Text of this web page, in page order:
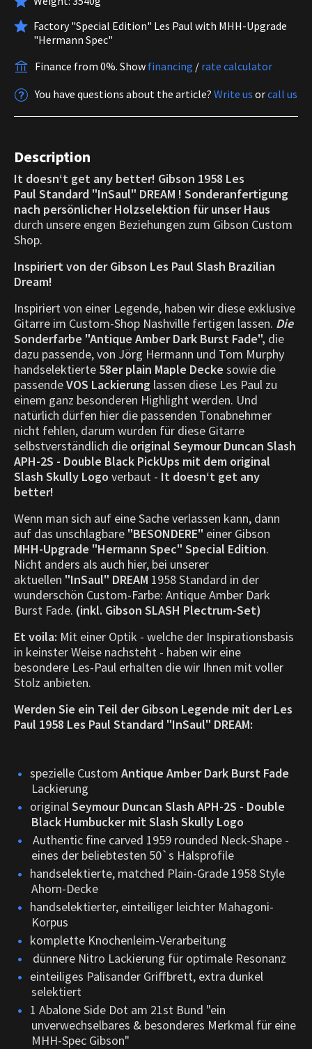
Factory "Special Edition" Les Paul with MHH-Upgrade
"Hermann Spec"
Finance from 0%. Show financing / rate calculator
You have questions about the article? Write us orcall us
Description
It doesn‘t get any better! Gibson 1958 Les
Paul Standard "InSaul" DREAM ! Sonderanfertigung
nach persönlicher Holzselektion für unser Haus
durch unsere engen Beziehungen zum Gibson Custom
Shop.
Inspiriert von der Gibson Les Paul Slash Brazilian
Dream!
Inspiriert von einer Legende, haben wir diese exklusive
Gitarre im Custom-Shop Nashville fertigen lassen. Die
Sonderfarbe "Antique Amber Dark Burst Fade", die
dazu passende, von Jörg Hermann und Tom Murphy
handselektierte 58er plain Maple Decke sowie die
passendeVOS Lackierung lassen diese Les Paul zu
einem ganz besonderen Highlight werden. Und
natürlich dürfen hier die passenden Tonabnehmer
nicht fehlen, darum wurden für diese Gitarre
selbstverständlich die original Seymour Duncan Slash
APH-2S - Double Black PickUps mit dem original
Slash Skully Logo verbaut - It doesn‘t get any
better!
Wenn man sich auf eine Sache verlassen kann, dann
auf das unschlagbare "BESONDERE" einer Gibson
MHH-Upgrade "Hermann Spec" Special Edition.
Nicht anders als auch hier, bei unserer
aktuellen "InSaul" DREAM 1958 Standard in der
wunderschön Custom-Farbe: Antique Amber Dark
Burst Fade. (inkl. Gibson SLASH Plectrum-Set)
Et voila: Mit einer Optik - welche der Inspirationsbasis
in keinster Weise nachsteht - haben wir eine
besondere Les-Paul erhalten die wir Ihnen mit voller
Stolz anbieten.
Werden Sie ein Teil der Gibson Legende mit der Les
Paul 1958 Les Paul Standard "InSaul" DREAM:
spezielle Custom Antique Amber Dark Burst Fade
Lackierung
originalSeymour Duncan Slash APH-2S - Double
Black Humbucker mit Slash Skully Logo
Authentic fine carved 1959 rounded Neck-Shape -
eines der beliebtesten 50`s Halsprofile
handselektierte, matched Plain-Grade 1958 Style
Ahorn-Decke
handselektierter, einteiliger leichter Mahagoni-
Korpus
komplette Knochenleim-Verarbeitung
dünnere Nitro Lackierung für optimale Resonanz
einteiliges Palisander Griffbrett, extra dunkel
selektiert
1 Abalone Side Dot am 21st Bund "ein
unverwechselbares & besonderes Merkmal für eine
MHH-Spec Gibson"